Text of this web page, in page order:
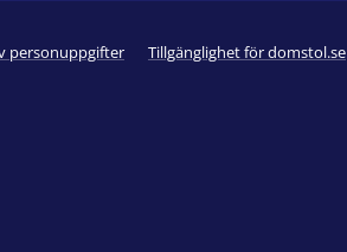
personuppgifter Tillgänglighet för domstol.se